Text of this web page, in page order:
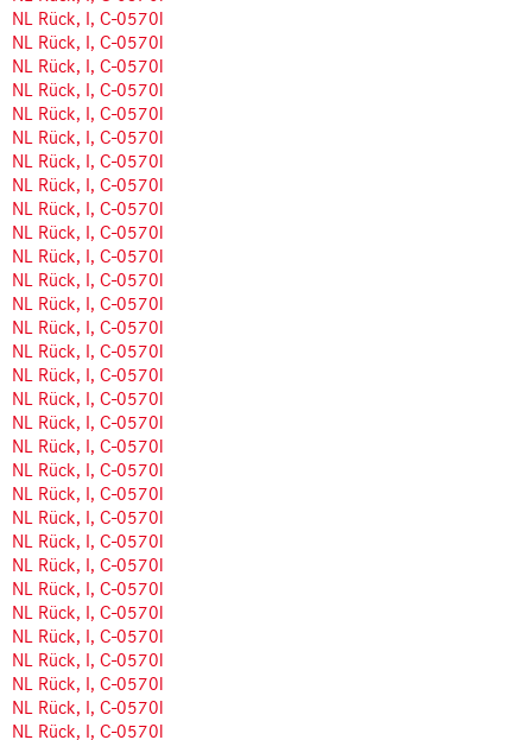
NL Rück, I, C-0570l
NL Rück, I, C-0570l
NL Rück, I, C-0570l
NL Rück, I, C-0570l
NL Rück, I, C-0570l
NL Rück, I, C-0570l
NL Rück, I, C-0570l
NL Rück, I, C-0570l
NL Rück, I, C-0570l
NL Rück, I, C-0570l
NL Rück, I, C-0570l
NL Rück, I, C-0570l
NL Rück, I, C-0570l
NL Rück, I, C-0570l
NL Rück, I, C-0570l
NL Rück, I, C-0570l
NL Rück, I, C-0570l
NL Rück, I, C-0570l
NL Rück, I, C-0570l
NL Rück, I, C-0570l
NL Rück, I, C-0570l
NL Rück, I, C-0570l
NL Rück, I, C-0570l
NL Rück, I, C-0570l
NL Rück, I, C-0570l
NL Rück, I, C-0570l
NL Rück, I, C-0570l
NL Rück, I, C-0570l
NL Rück, I, C-0570l
NL Rück, I, C-0570l
NL Rück, I, C-0570l